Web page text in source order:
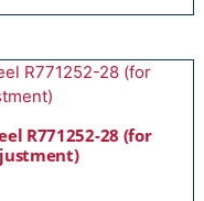
R771252-28 (for